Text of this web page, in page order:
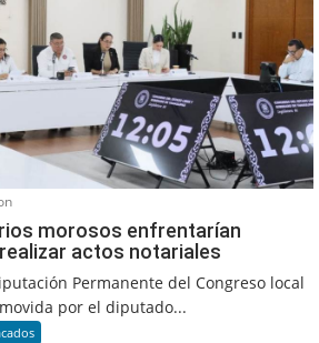
morosos enfrentarían
actos notariales
Permanente del Congreso local
por el diputado...